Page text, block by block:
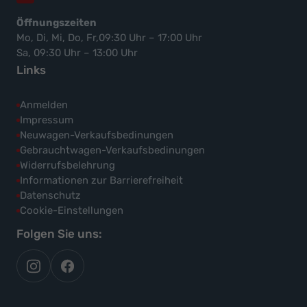
Öffnungszeiten
Mo, Di, Mi, Do, Fr,09:30 Uhr – 17:00 Uhr
Sa, 09:30 Uhr – 13:00 Uhr
Links
Anmelden
Impressum
Neuwagen-Verkaufsbedinungen
Gebrauchtwagen-Verkaufsbedinungen
Widerrufsbelehrung
Informationen zur Barrierefreiheit
Datenschutz
Cookie-Einstellungen
Folgen Sie uns:
autoflex
auf
autoflex24
auf